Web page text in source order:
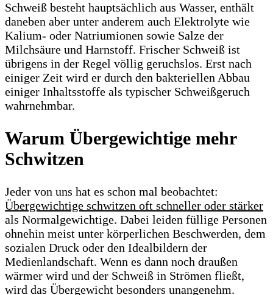
Schweiß besteht hauptsächlich aus Wasser, enthält
daneben aber unter anderem auch Elektrolyte wie
Kalium- oder Natriumionen sowie Salze der
Milchsäure und Harnstoff. Frischer Schweiß ist
übrigens in der Regel völlig geruchslos. Erst nach
einiger Zeit wird er durch den bakteriellen Abbau
einiger Inhaltsstoffe als typischer Schweißgeruch
wahrnehmbar.
Warum Übergewichtige mehr
Schwitzen
Jeder von uns hat es schon mal beobachtet:
Übergewichtige schwitzen oft schneller oder stärker
als Normalgewichtige. Dabei leiden füllige Personen
ohnehin meist unter körperlichen Beschwerden, dem
sozialen Druck oder den Idealbildern der
Medienlandschaft. Wenn es dann noch draußen
wärmer wird und der Schweiß in Strömen fließt,
wird das Übergewicht besonders unangenehm.